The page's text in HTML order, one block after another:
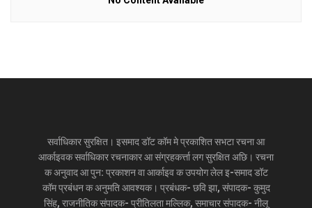
सर्वाधिकार सुरक्षित। इसमाद डॉट कॉम मे प्रकाशित सभटा रचना आ
आर्काइवक सर्वाधिकार रचनाकार आ संग्रहकर्त्ता लग सुरक्षित अछि। रचना
क अनुवाद आ पुन: प्रकाशन वा आर्काइव क उपयोग लेल इ-समाद डॉट
कॉम प्रबंधन क अनुमति आवश्यक। प्रबंधक- छवि झा, संपादक- कुमुद
सिंह, राजनीतिक संपादक- प्रीतिलता मल्लिक, समाचार संपादक- नीलू